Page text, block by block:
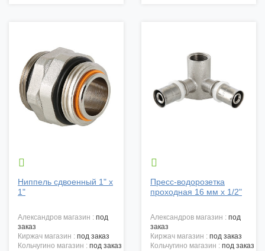

Ниппель сдвоенный 1" x
1"
александров магазин : под
заказ
киржач магазин : под заказ
кольчугино магазин : под заказ

Пресс-водорозетка
проходная 16 мм х 1/2"
александров магазин : под
заказ
киржач магазин : под заказ
кольчугино магазин : под заказ